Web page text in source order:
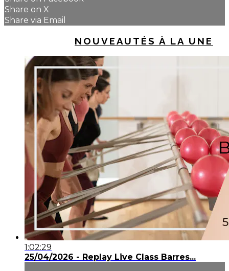
Share on X
Share via Email
NOUVEAUTÉS À LA UNE
1:02:29
25/04/2026 - Replay Live Class Barres...